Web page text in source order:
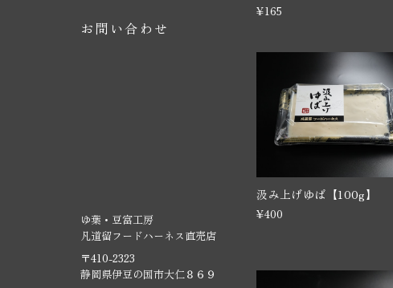
お問い合わせ
ゆ葉・豆富工房
凡道留フードハーネス直売店
〒410-2323
静岡県伊豆の国市大仁８６９
¥165
汲み上げゆば【100g】
¥400